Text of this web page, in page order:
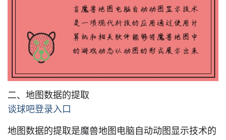
二、地图数据的提取
谈球吧登录入口
地图数据的提取是魔兽地图电脑自动动图显示技术的